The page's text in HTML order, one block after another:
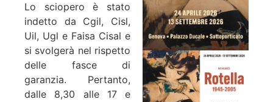
Lo sciopero è stato
indetto da Cgil, Cisl,
Uil, Ugl e Faisa Cisal e
si svolgerà nel rispetto
delle fasce di
garanzia. Pertanto,
dalle 8,30 alle 17 e